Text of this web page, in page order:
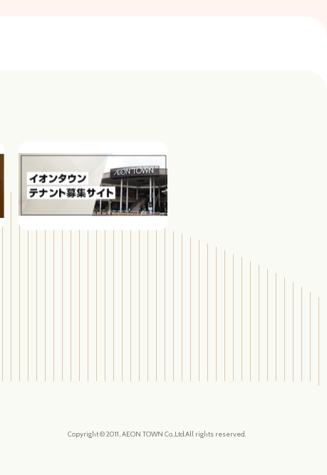
Copyright © 2011, AEON TOWN Co.,Ltd.All rights reserved.